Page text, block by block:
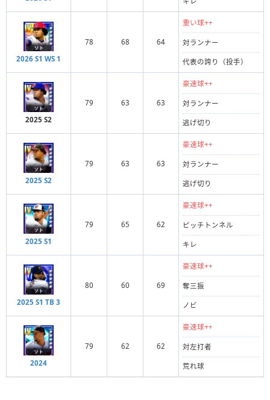
2026 S1 WS 1
78 68 64
重い球++
対ランナー
代表の誇り（投手）
2025 S2
79 63 63
豪速球++
対ランナー
逃げ切り
2025 S2
79 63 63
豪速球++
対ランナー
逃げ切り
2025 S1
79 65 62
豪速球++
ピッチトンネル
キレ
2025 S1 TB 3
80 60 69
豪速球++
奪三振
ノビ
2024
79 62 62
豪速球++
対左打者
荒れ球